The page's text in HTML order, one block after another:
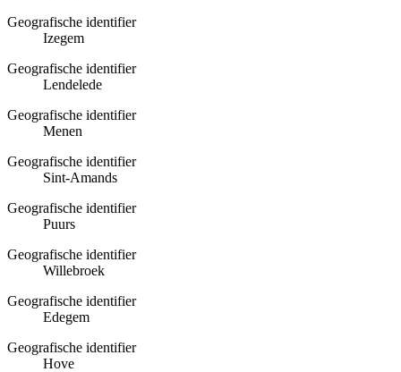
Geografische identifier
Izegem
Geografische identifier
Lendelede
Geografische identifier
Menen
Geografische identifier
Sint-Amands
Geografische identifier
Puurs
Geografische identifier
Willebroek
Geografische identifier
Edegem
Geografische identifier
Hove